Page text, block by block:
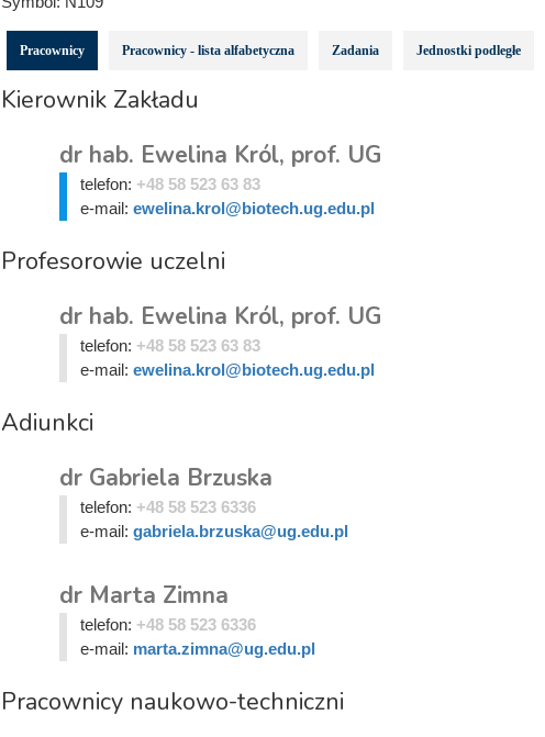
Pracownicy Pracownicy - lista alfabetyczna Zadania Jednostki podległe
Kierownik Zakładu
dr hab. Ewelina Król, prof. UG
telefon: +48 58 523 63 83
e-mail: ewelina.krol@biotech.ug.edu.pl
Profesorowie uczelni
dr hab. Ewelina Król, prof. UG
telefon: +48 58 523 63 83
e-mail: ewelina.krol@biotech.ug.edu.pl
Adiunkci
dr Gabriela Brzuska
telefon: +48 58 523 6336
e-mail: gabriela.brzuska@ug.edu.pl
dr Marta Zimna
telefon: +48 58 523 6336
e-mail: marta.zimna@ug.edu.pl
Pracownicy naukowo-techniczni